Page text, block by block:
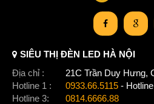
Tính năng và lợi ích
• IP54 – Thích hợp cho phòng
• PF 0,9
SIÊU THỊ ĐÈN LED HÀ NỘI
Địa chỉ :
21C Trần Duy Hưng,
Hotline 1 :
0933.66.5115 -
Hotline 3:
0814.6666.88